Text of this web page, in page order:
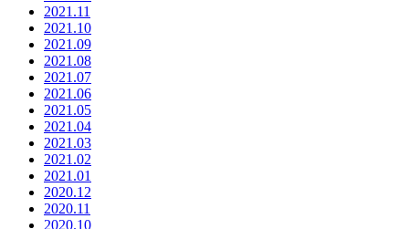
2021.11
2021.10
2021.09
2021.08
2021.07
2021.06
2021.05
2021.04
2021.03
2021.02
2021.01
2020.12
2020.11
2020.10